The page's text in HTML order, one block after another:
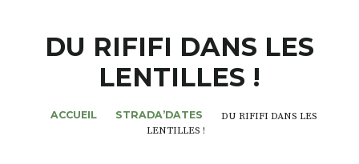
MAGAZINES
NOS THÈMES
DU RIFIFI DANS LES
LENTILLES !
ACCUEIL STRADA’DATES
DU RIFIFI DANS LES
LENTILLES !